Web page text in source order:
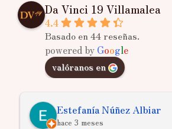
Da Vinci 19 Villamalea
4.4
Basado en 44 reseñas.
powered by Google
valóranos en
Estefanía Núñez Albiar
hace 3 meses